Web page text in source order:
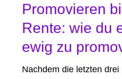
Promovieren
Rente: wie du
ewig zu
Nachdem die letzten